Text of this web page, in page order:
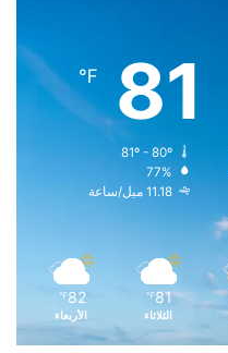
81
℉
77%
11.18 ميل/ساعة
81
℉
الثلاثاء
82
℉
الأربعاء